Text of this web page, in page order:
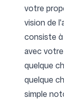
votre
vision de
consiste
avec
quelque
quelque
simple